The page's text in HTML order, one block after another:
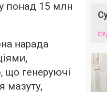
понад 15 млн
нарада
що генеруючі
мазуту,